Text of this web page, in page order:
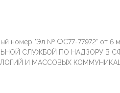
номер "Эл № ФС77-77972" от 6
СЛУЖБОЙ ПО НАДЗОРУ В
И МАССОВЫХ